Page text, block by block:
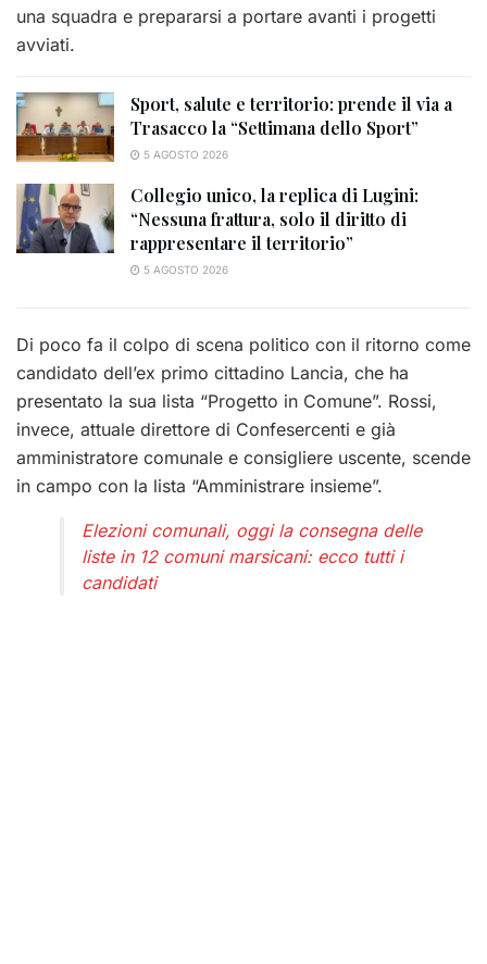
una squadra e prepararsi a portare avanti i progetti
avviati.
Sport, salute e territorio: prende il via a
Trasacco la “Settimana dello Sport”
5 AGOSTO 2026
Collegio unico, la replica di Lugini:
“Nessuna frattura, solo il diritto di
rappresentare il territorio”
5 AGOSTO 2026
Di poco fa il colpo di scena politico con il ritorno come
candidato dell’ex primo cittadino Lancia, che ha
presentato la sua lista “Progetto in Comune”. Rossi,
invece, attuale direttore di Confesercenti e già
amministratore comunale e consigliere uscente, scende
in campo con la lista “Amministrare insieme”.
Elezioni comunali, oggi la consegna delle
liste in 12 comuni marsicani: ecco tutti i
candidati